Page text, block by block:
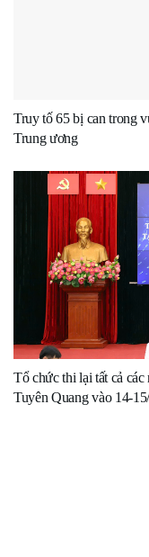
Truy tố 65 bị can trong
Trung ương
Tổ chức thi lại tất cả
Tuyên Quang vào 14-